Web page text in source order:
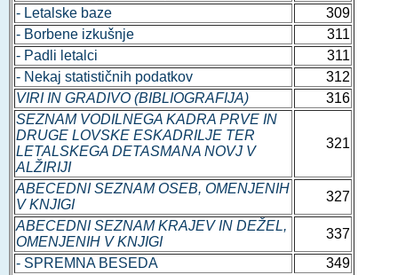
- Letalske baze
309
- Borbene izkušnje
311
- Padli letalci
311
- Nekaj statističnih podatkov
312
VIRI IN GRADIVO (BIBLIOGRAFIJA)
316
SEZNAM VODILNEGA KADRA PRVE IN
DRUGE LOVSKE ESKADRILJE TER
LETALSKEGA DETASMANA NOVJ V
ALŽIRIJI
321
ABECEDNI SEZNAM OSEB, OMENJENIH
V KNJIGI
327
ABECEDNI SEZNAM KRAJEV IN DEŽEL,
OMENJENIH V KNJIGI
337
- SPREMNA BESEDA
349